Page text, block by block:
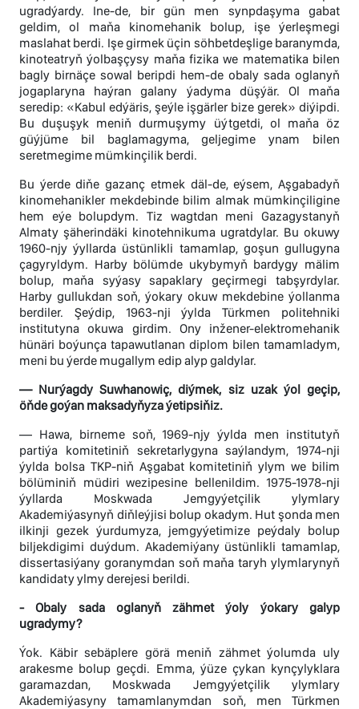
ugradýardy. Ine-de, bir gün men synpdaşyma gabat
geldim, ol maňa kinomehanik bolup, işe ýerleşmegi
maslahat berdi. Işe girmek üçin söhbetdeşlige baranymda,
kinoteatryň ýolbaşçysy maňa fizika we matematika bilen
bagly birnäçe sowal beripdi hem-de obaly sada oglanyň
jogaplaryna haýran galany ýadyma düşýär. Ol maňa
seredip: «Kabul edýäris, şeýle işgärler bize gerek» diýipdi.
Bu duşuşyk meniň durmuşymy üýtgetdi, ol maňa öz
güýjüme bil baglamagyma, geljegime ynam bilen
seretmegime mümkinçilik berdi.
Bu ýerde diňe gazanç etmek däl-de, eýsem, Aşgabadyň
kinomehanikler mekdebinde bilim almak mümkinçiligine
hem eýe bolupdym. Tiz wagtdan meni Gazagystanyň
Almaty şäherindäki kinotehnikuma ugratdylar. Bu okuwy
1960-njy ýyllarda üstünlikli tamamlap, goşun gullugyna
çagyryldym. Harby bölümde ukybymyň bardygy mälim
bolup, maňa syýasy sapaklary geçirmegi tabşyrdylar.
Harby gullukdan soň, ýokary okuw mekdebine ýollanma
berdiler. Şeýdip, 1963-nji ýylda Türkmen politehniki
institutyna okuwa girdim. Ony inžener-elektromehanik
hünäri boýunça tapawutlanan diplom bilen tamamladym,
meni bu ýerde mugallym edip alyp galdylar.
— Nurýagdy Suwhanowiç, diýmek, siz uzak ýol geçip,
öňde goýan maksadyňyza ýetipsiňiz.
— Hawa, birneme soň, 1969-njy ýylda men institutyň
partiýa komitetiniň sekretarlygyna saýlandym, 1974-nji
ýylda bolsa TKP-niň Aşgabat komitetiniň ylym we bilim
bölüminiň müdiri wezipesine bellenildim. 1975-1978-nji
ýyllarda Moskwada Jemgyýetçilik ylymlary
Akademiýasynyň diňleýjisi bolup okadym. Hut şonda men
ilkinji gezek ýurdumyza, jemgyýetimize peýdaly bolup
biljekdigimi duýdum. Akademiýany üstünlikli tamamlap,
dissertasiýany goranymdan soň maňa taryh ylymlarynyň
kandidaty ylmy derejesi berildi.
- Obaly sada oglanyň zähmet ýoly ýokary galyp
ugradymy?
Ýok. Käbir sebäplere görä meniň zähmet ýolumda uly
arakesme bolup geçdi. Emma, ýüze çykan kynçylyklara
garamazdan, Moskwada Jemgyýetçilik ylymlary
Akademiýasyny tamamlanymdan soň, men Türkmen